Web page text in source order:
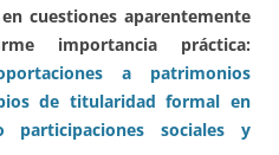
cuestiones aparentemente
importancia práctica:
a patrimonios
de titularidad formal en
participaciones sociales y